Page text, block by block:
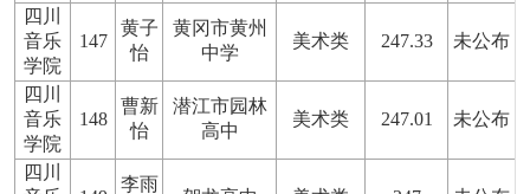
四川
音乐
学院
147
黄子
怡
黄冈市黄州
中学
美术类 247.33 未公布
四川
音乐
学院
148
曹新
怡
潜江市园林
高中
美术类 247.01 未公布
四川
李雨